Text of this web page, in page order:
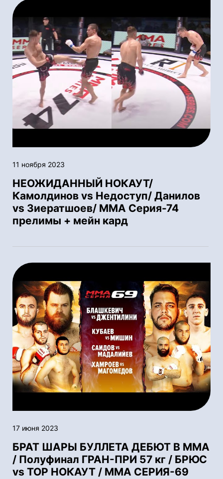
11 ноября 2023
НЕОЖИДАННЫЙ НОКАУТ/
Камолдинов vs Недоступ/ Данилов
vs Зиератшоев/ ММА Серия-74
прелимы + мейн кард
17 июня 2023
БРАТ ШАРЫ БУЛЛЕТА ДЕБЮТ В ММА
/ Полуфинал ГРАН-ПРИ 57 кг / БРЮС
vs ТОР НОКАУТ / ММА СЕРИЯ-69